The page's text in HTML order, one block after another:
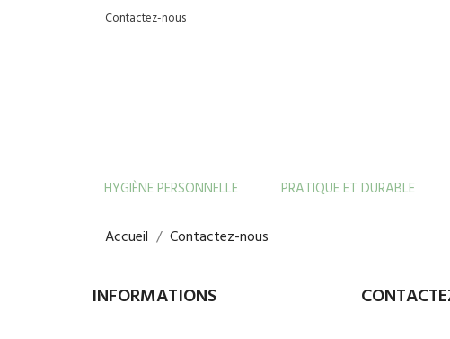
Contactez-nous
HYGIÈNE PERSONNELLE PRATIQUE ET DURABLE
Accueil Contactez-nous
INFORMATIONS